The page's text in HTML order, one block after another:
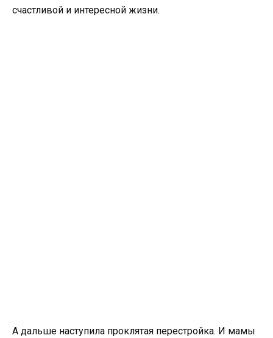
счастливой и интересной жизни.
А дальше наступила проклятая перестройка. И мамы